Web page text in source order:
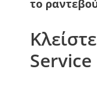
το
Service